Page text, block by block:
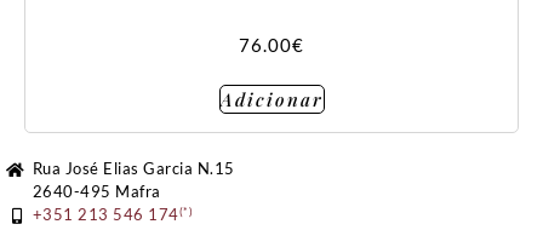
76.00€
Adicionar
Rua José Elias Garcia N.15
2640-495 Mafra
+351 213 546 174(*)